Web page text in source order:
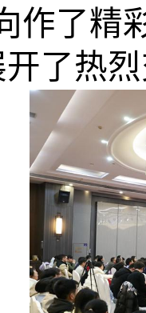
作了精
了热